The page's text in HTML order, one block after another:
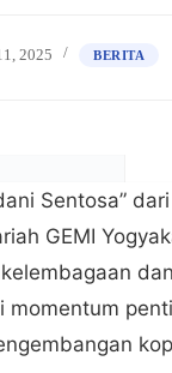
2025 BERITA
Sentosa”
GEMI
momentum